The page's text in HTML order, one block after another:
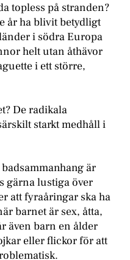
topless på stranden?
år ha blivit betydligt
i södra Europa
helt utan åthävor
i ett större,
De radikala
starkt medhåll i
är
gärna lustiga över
att fyraåringar ska ha
barnet är sex, åtta,
även barn en ålder
eller flickor för att